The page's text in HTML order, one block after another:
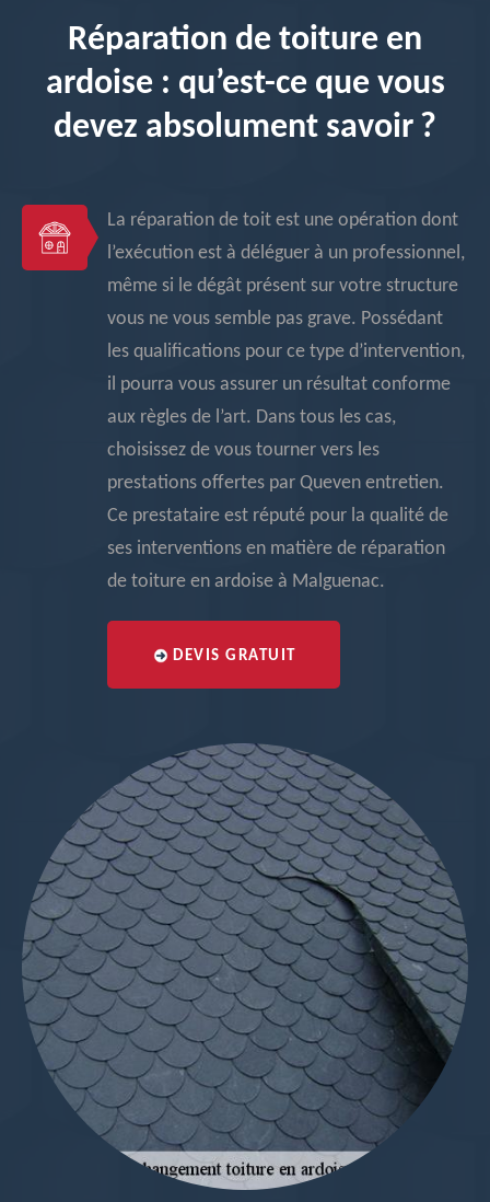
Réparation de toiture en
ardoise : qu’est-ce que vous
devez absolument savoir ?
La réparation de toit est une opération dont
l’exécution est à déléguer à un professionnel,
même si le dégât présent sur votre structure
vous ne vous semble pas grave. Possédant
les qualifications pour ce type d’intervention,
il pourra vous assurer un résultat conforme
aux règles de l’art. Dans tous les cas,
choisissez de vous tourner vers les
prestations offertes par Queven entretien.
Ce prestataire est réputé pour la qualité de
ses interventions en matière de réparation
de toiture en ardoise à Malguenac.
DEVIS GRATUIT